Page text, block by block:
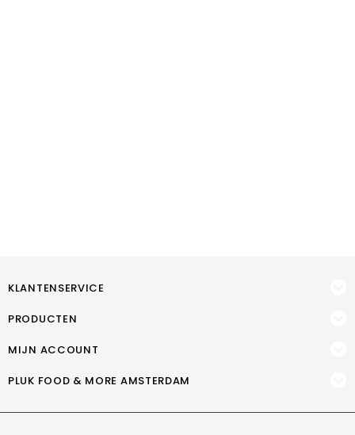
KLANTENSERVICE
PRODUCTEN
MIJN ACCOUNT
PLUK FOOD & MORE AMSTERDAM